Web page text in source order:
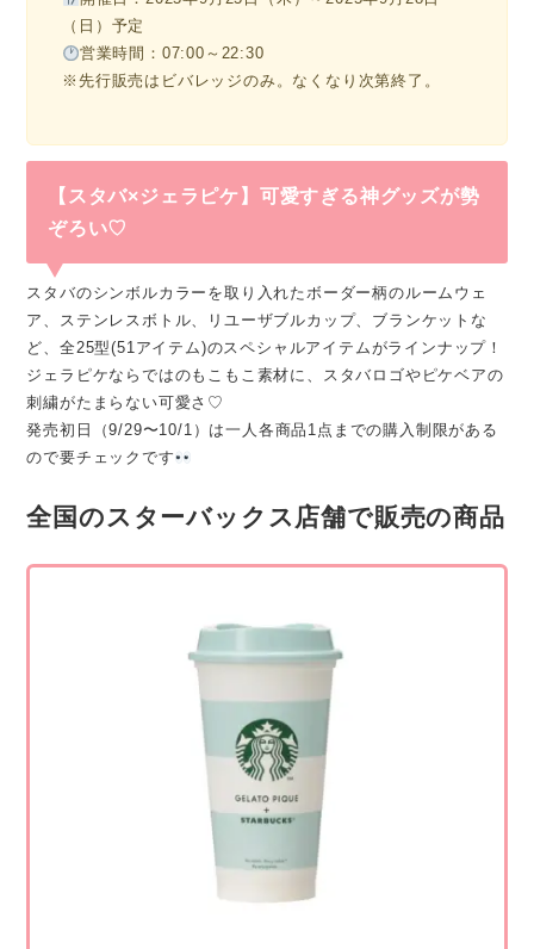
（日）予定
営業時間：07:00～22:30
※先行販売はビバレッジのみ。なくなり次第終了。
【スタバ×ジェラピケ】可愛すぎる神グッズが勢
ぞろい♡
スタバのシンボルカラーを取り入れたボーダー柄のルームウェ
ア、ステンレスボトル、リユーザブルカップ、ブランケットな
ど、全25型(51アイテム)のスペシャルアイテムがラインナップ！
ジェラピケならではのもこもこ素材に、スタバロゴやピケベアの
刺繍がたまらない可愛さ♡
発売初日（9/29〜10/1）は一人各商品1点までの購入制限がある
ので要チェックです
全国のスターバックス店舗で販売の商品